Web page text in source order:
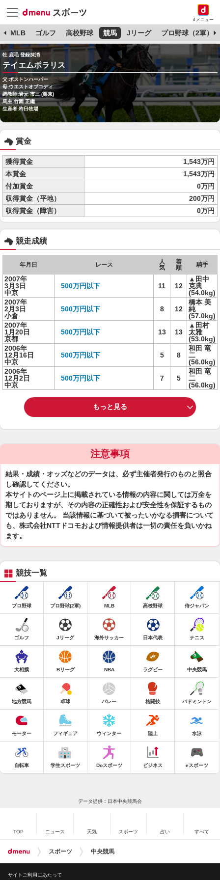
dメニュー
MLB ゴルフ 高校野球 競馬 Jリーグ プロ野球（2軍）
牡 鹿毛 登録抹消
テイエムポラリス
父:ボストンハーバー
母:ウエストオブコディ
調教師:岩元 市三 (栗東)
馬主:竹園 正繼
生産者:杵臼牧場
賞金
獲得賞金
1,543万円
本賞金
1,543万円
付加賞金
0万円
収得賞金（平地）
200万円
収得賞金（障害）
0万円
競走成績
年月日 レース
人
気
着
順
騎手
2007年
3月3日
中京
500万円以下 11 12
▲田中
克典
(54.0kg)
2007年
2月3日
小倉
500万円以下 8 12
橋本 美
純
(57.0kg)
2007年
1月20日
京都
500万円以下 13 13
▲田村
太雅
(53.0kg)
2006年
12月16日
中京
500万円以下 5 8
和田 竜
二
(56.0kg)
2006年
12月2日
中京
500万円以下 7 5
和田 竜
二
(56.0kg)
もっと見る
注意事項
結果・成績・オッズなどのデータは、必ず主催者発行のものと照合
し確認してください。
本サイトのページ上に掲載されている情報の内容に関しては万全を
期しておりますが、その内容の正確性および安全性を保証するもの
ではありません。 当該情報に基づいて被ったいかなる損害について
も、株式会社NTTドコモおよび情報提供者は一切の責任を負いかね
ます。
競技一覧
プロ野球 プロ野球(2軍) MLB 高校野球 侍ジャパン
ゴルフ Jリーグ 海外サッカー 日本代表 テニス
大相撲 Bリーグ NBA ラグビー 中央競馬
地方競馬 卓球 バレー 格闘技 バドミントン
モーター フィギュア ウィンター 陸上 水泳
自転車 学生スポーツ Doスポーツ ビジネス eスポーツ
データ提供：日本中央競馬会
TOP ニュース 天気 スポーツ 占い すべて
スポーツ 中央競馬
サイトご利用にあたって